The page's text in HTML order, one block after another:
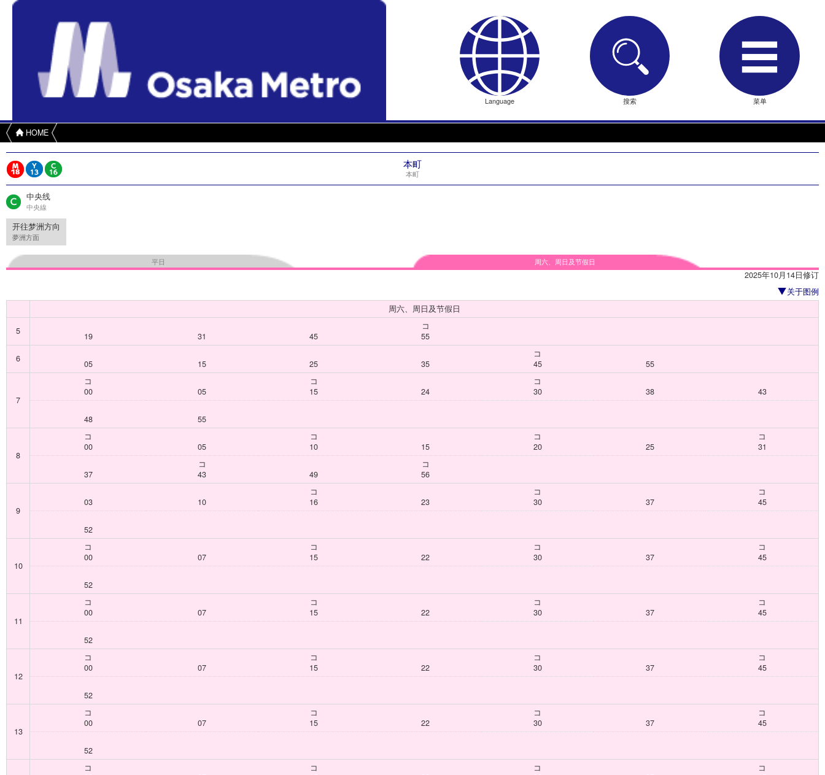
Language 搜索 菜单
HOME
本町
本町
中央线
中央線
开往梦洲方向
夢洲方面
平日 周六、周日及节假日
2025年10月14日修订
关于图例
周六、周日及节假日
5
19 31 45
コ
55
6
05 15 25 35
コ
45
55
7
コ
00
05
コ
15
24
コ
30
38 43
48 55
8
コ
00
05
コ
10
15
コ
20
25
コ
31
37
コ
43
49
コ
56
9
03 10
コ
16
23
コ
30
37
コ
45
52
10
コ
00
07
コ
15
22
コ
30
37
コ
45
52
11
コ
00
07
コ
15
22
コ
30
37
コ
45
52
12
コ
00
07
コ
15
22
コ
30
37
コ
45
52
13
コ
00
07
コ
15
22
コ
30
37
コ
45
52
コ
コ
コ
コ